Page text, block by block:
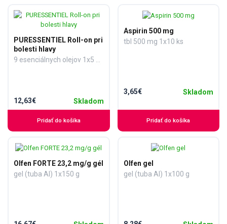
PURESSENTIEL Roll-on pri
bolesti hlavy
12,63€ Skladom
Pridať do košíka
Aspirin 500 mg
tbl 500 mg 1x10 ks
3,65€ Skladom
Pridať do košíka
Olfen FORTE 23,2 mg/g gél
gel (tuba Al) 1x150 g
Olfen gel
gel (tuba Al) 1x100 g